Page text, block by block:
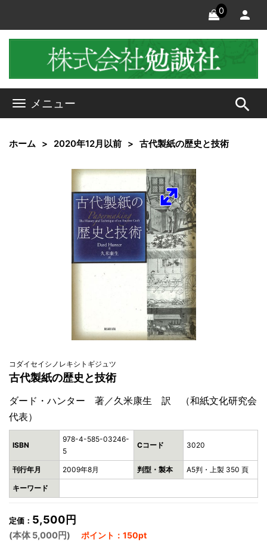
0
メニュー search
ホーム 2020年12月以前 古代製紙の歴史と技術
コダイセイシノレキシトギジュツ
古代製紙の歴史と技術
ダード・ハンター 著／久米康生 訳 （和紙文化研究会
代表）
ISBN
978-4-585-03246-
5
Cコード 3020
刊行年月 2009年8月 判型・製本 A5判・上製 350 頁
キーワード
定価： 5,500円
(本体 5,000円) ポイント：150pt